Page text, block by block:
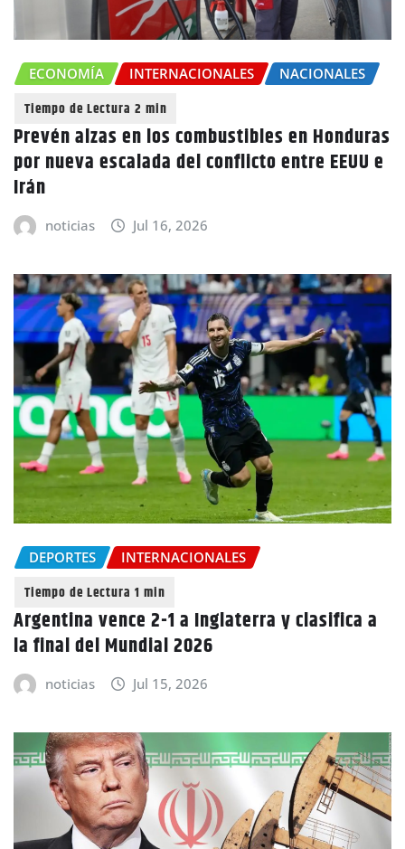
ECONOMÍA INTERNACIONALES NACIONALES
Prevén alzas en los combustibles en Honduras
por nueva escalada del conflicto entre EEUU e
Irán
noticias Jul 16, 2026
DEPORTES INTERNACIONALES
Argentina vence 2-1 a Inglaterra y clasifica a
la final del Mundial 2026
noticias Jul 15, 2026